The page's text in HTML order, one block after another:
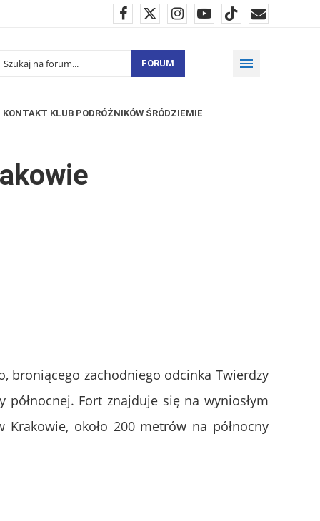
FORUM
KONTAKT KLUB PODRÓŻNIKÓW ŚRÓDZIEMIE
broniącego zachodniego odcinka Twierdzy
północnej. Fort znajduje się na wyniosłym
około 200 metrów na północny